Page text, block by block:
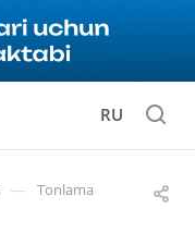
RU
— Tonlama